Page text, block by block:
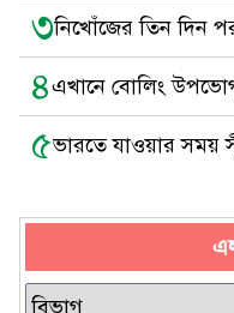
৩নিখোঁজের তিন দিন
৪এখানে বোলিং
৫ভারতে যাওয়ার সময়